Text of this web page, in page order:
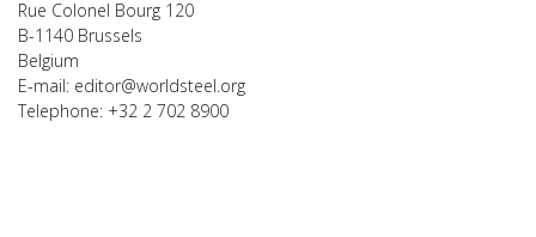
Rue Colonel Bourg 120
B-1140 Brussels
Belgium
E-mail: editor@worldsteel.org
Telephone: +32 2 702 8900